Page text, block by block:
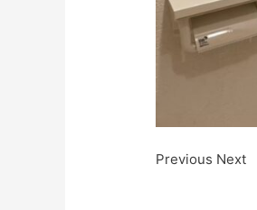
Previous Next